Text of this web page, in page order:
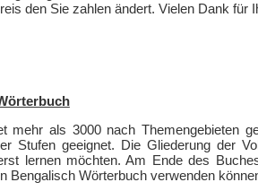
den Sie zahlen ändert. Vielen Dank für
mehr als 3000 nach Themengebieten
Stufen geeignet. Die Gliederung der
lernen möchten. Am Ende des
Bengalisch Wörterbuch verwenden